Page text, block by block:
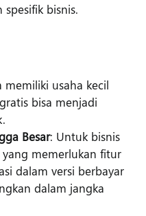
bisnis.
memiliki usaha kecil
bisa menjadi
Besar: Untuk bisnis
memerlukan fitur
dalam versi berbayar
dalam jangka